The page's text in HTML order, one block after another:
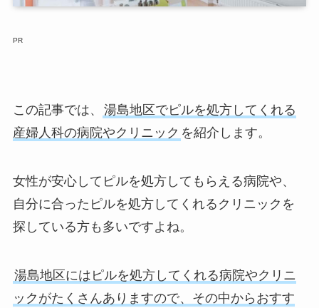
PR
この記事では、
湯島地区でピルを処方してくれる
産婦人科の病院やクリニック を紹介します。
女性が安心してピルを処方してもらえる病院や、
自分に合ったピルを処方してくれるクリニックを
探している方も多いですよね。
湯島地区にはピルを処方してくれる病院やクリニ
ックがたくさんありますので、その中からおすす